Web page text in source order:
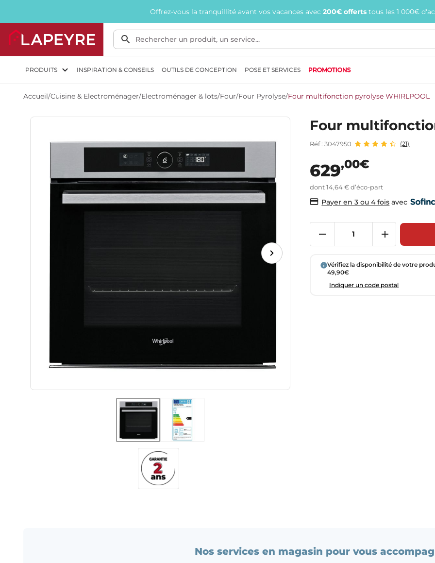
Offrez-vous la tranquillité avant vos vacances avec 200€ offerts tous les 1 000€
PRODUITS INSPIRATION & CONSEILS OUTILS DE CONCEPTION POSE ET SERVICES PROMOTIONS
Accueil/Cuisine & Electroménager/Electroménager & lots/Four/Four Pyrolyse/Four multifonction pyrolyse WHIRLPOOL
Four
Réf : 3047950 (21)
629,00€
dont 14,64 € d’éco-part
Payer en 3 ou 4 fois avec
Vérifiez la disponibilité de votre
49,90€
Indiquer un code postal
Nos services en magasin pour vous